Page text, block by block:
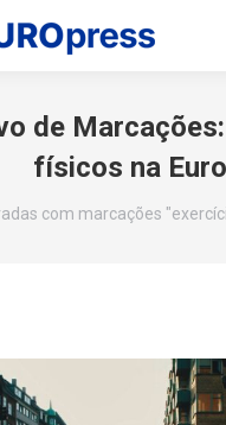
de Marcações:
físicos na
com marcações